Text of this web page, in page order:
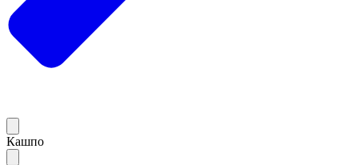
Кашпо